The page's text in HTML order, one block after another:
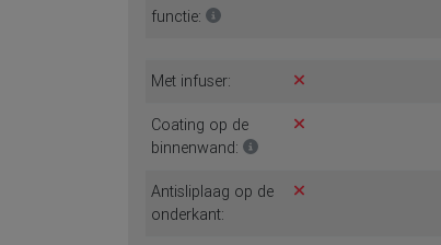
functie:
Met infuser:
Coating op de
binnenwand:
Antisliplaag op de
onderkant: